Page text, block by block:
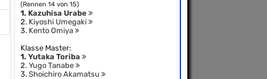
(Rennen 14 von 15)
1. Kazuhisa Urabe
2. Kiyoshi Umegaki
3. Kento Omiya
Klasse Master:
1. Yutaka Toriba
2. Yugo Tanabe
3. Shoichiro Akamatsu